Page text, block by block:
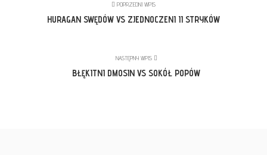
POPRZEDNI WPIS
HURAGAN SWĘDÓW VS ZJEDNOCZENI II STRYKÓW
NASTĘPNY WPIS
BŁĘKITNI DMOSIN VS SOKÓŁ POPÓW